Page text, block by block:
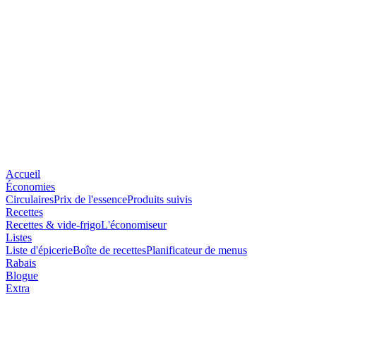
Accueil
Économies
CirculairesPrix de l'essenceProduits suivis
Recettes
Recettes & vide-frigoL'économiseur
Listes
Liste d'épicerieBoîte de recettesPlanificateur de menus
Rabais
Blogue
Extra